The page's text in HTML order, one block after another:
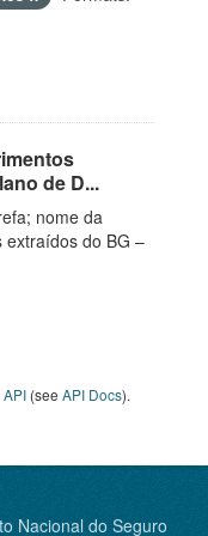
de D...
nome da
extraídos do BG –
API (see API Docs).
Nacional do Seguro